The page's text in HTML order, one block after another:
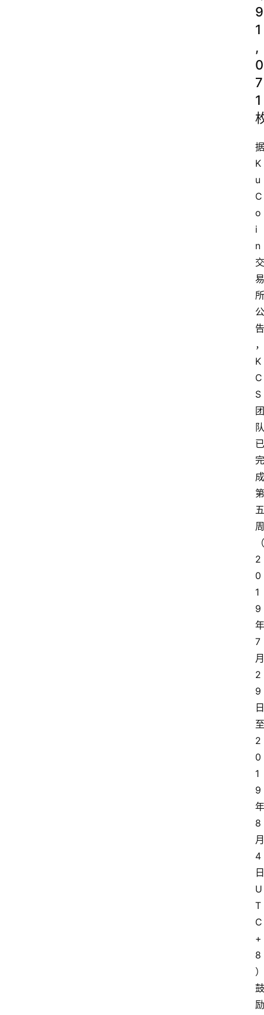
9
1
,
0
7
1
据
K
u
C
o
i
n
交
易
所
公
告
，
K
C
S
团
队
已
完
成
第
五
周
（
2
0
1
9
年
7
月
2
9
日
至
2
0
1
9
年
8
月
4
日
U
T
C
+
8
）
鼓
励